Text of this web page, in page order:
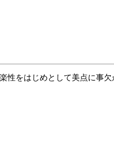
をはじめとして美点に事